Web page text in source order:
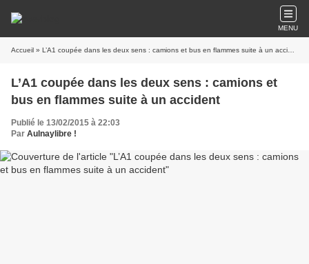
MENU
Accueil » L’A1 coupée dans les deux sens : camions et bus en flammes suite à un accident
L’A1 coupée dans les deux sens : camions et
bus en flammes suite à un accident
Publié le 13/02/2015 à 22:03
Par Aulnaylibre !